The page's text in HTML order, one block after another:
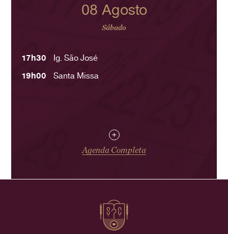
08 Agosto
Sábado
17h30
Ig. São José
19h00
Santa Missa
+
Agenda Completa